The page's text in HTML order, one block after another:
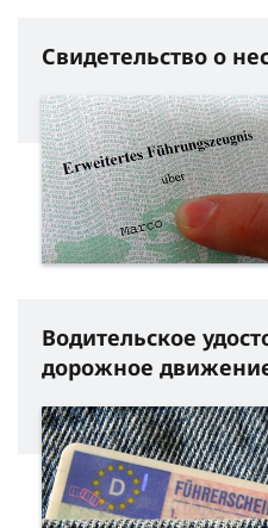
Свидетельство о
Водительское
дорожное